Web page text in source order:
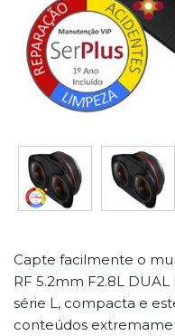
Capte facilmente o
RF 5.2mm F2.8L DUAL
série L, compacta e
conteúdos